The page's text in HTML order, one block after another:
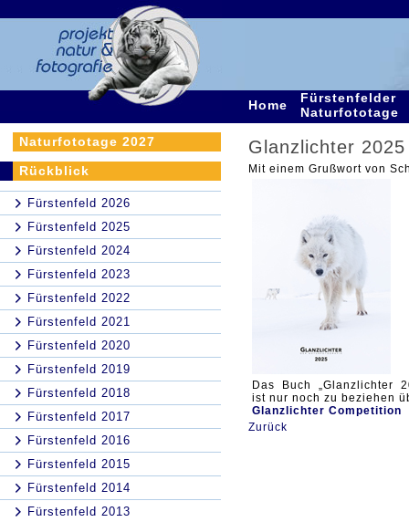
Home
Fürstenfelder
Naturfototage
Naturfototage 2027
Rückblick
Fürstenfeld 2026
Fürstenfeld 2025
Fürstenfeld 2024
Fürstenfeld 2023
Fürstenfeld 2022
Fürstenfeld 2021
Fürstenfeld 2020
Fürstenfeld 2019
Fürstenfeld 2018
Fürstenfeld 2017
Fürstenfeld 2016
Fürstenfeld 2015
Fürstenfeld 2014
Fürstenfeld 2013
Glanzlichter 2025
Mit einem Grußwort von
Das Buch „Glanzlichter
ist nur noch zu beziehen
Glanzlichter Competition
Zurück